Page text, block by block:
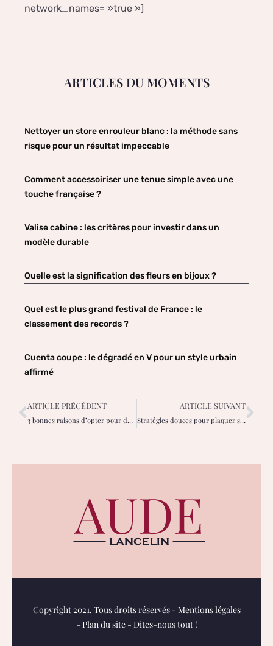
network_names= »true »]
ARTICLES DU MOMENTS
Nettoyer un store enrouleur blanc : la méthode sans
risque pour un résultat impeccable
Comment accessoiriser une tenue simple avec une
touche française ?
Valise cabine : les critères pour investir dans un
modèle durable
Quelle est la signification des fleurs en bijoux ?
Quel est le plus grand festival de France : le
classement des records ?
Cuenta coupe : le dégradé en V pour un style urbain
affirmé
ARTICLE PRÉCÉDENT
3 bonnes raisons d’opter pour des parfums de luxe
ARTICLE SUIVANT
Stratégies douces pour plaquer ses cheveux sans dommage
Copyright 2021. Tous droits réservés - Mentions légales
- Plan du site- Dites-nous tout !